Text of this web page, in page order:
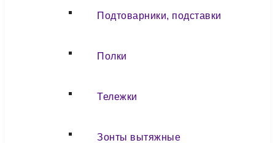
Подтоварники, подставки
Полки
Тележки
Зонты вытяжные